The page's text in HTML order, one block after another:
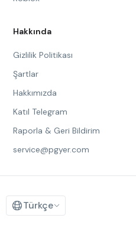
Hakkında
Gizlilik Politikası
Şartlar
Hakkımızda
Katıl Telegram
Raporla & Geri Bildirim
service@pgyer.com
Türkçe